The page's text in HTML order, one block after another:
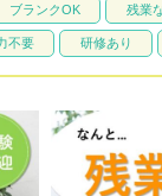
ブランクOK 残業
不要 研修あり